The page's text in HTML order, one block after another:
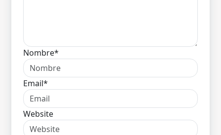
Nombre*
Email*
Website